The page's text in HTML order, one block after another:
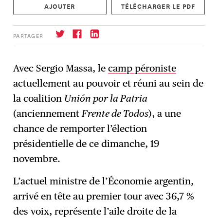
AJOUTER TÉLÉCHARGER LE PDF
PARTAGER
→ S'abonner
Avec Sergio Massa, lecamp péroniste
actuellement au pouvoir et réuni au sein de
la coalition Unión por la Patria
(anciennement Frente de Todos), a une
chance de remporter l’élection
présidentielle de ce dimanche, 19
novembre.
L’actuel ministre de l’Économie argentin,
arrivé en tête au premier tour avec 36,7 %
des voix, représente l’aile droite de la